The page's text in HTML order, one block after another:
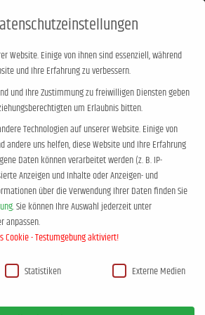
0,00€
Archive:2016
Sie befinden sich hier:
Start 2016
Website. Einige von ihnen sind essenziell, während
und Ihre Erfahrung zu verbessern.
und Ihre Zustimmung zu freiwilligen Diensten geben
um Erlaubnis bitten.
Technologien auf unserer Website. Einige von
andere uns helfen, diese Website und Ihre Erfahrung
Daten können verarbeitet werden (z. B. IP-
Anzeigen und Inhalte oder Anzeigen- und
über die Verwendung Ihrer Daten finden Sie
.Sie können Ihre Auswahl jederzeit unter
anpassen.
Cookie - Testumgebung aktiviert!
Statistiken Externe Medien